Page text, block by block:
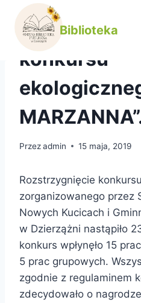
Przejdź
treści
Biblioteka
konkursu
Przezadmin 15 maja, 2019
Rozstrzygnięcie
zorganizowanego przez
Nowych Kucicach i
w Dzierzążni nastąpiło
konkurs wpłynęło 15
5 prac grupowych.
zgodnie z regulaminem
zdecydowało o